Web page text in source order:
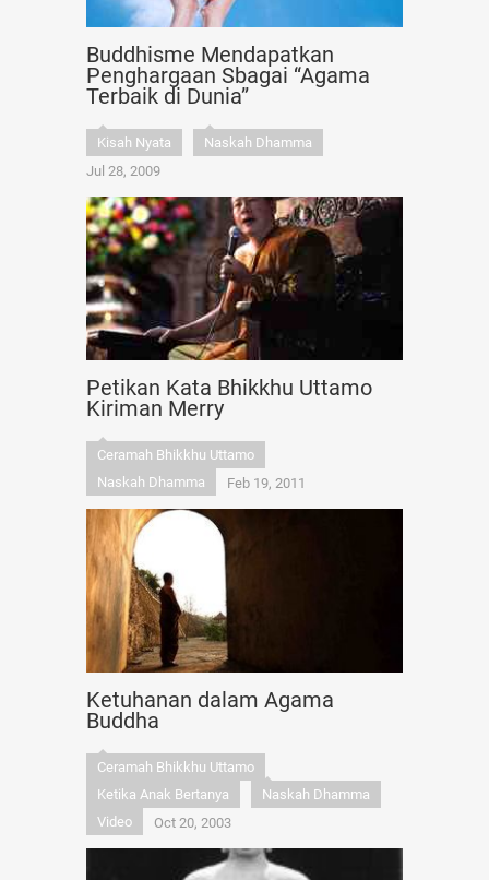
Buddhisme Mendapatkan
Penghargaan Sbagai “Agama
Terbaik di Dunia”
Kisah Nyata
Naskah Dhamma
Jul 28, 2009
Petikan Kata Bhikkhu Uttamo
Kiriman Merry
Ceramah Bhikkhu Uttamo
Naskah Dhamma
Feb 19, 2011
Ketuhanan dalam Agama
Buddha
Ceramah Bhikkhu Uttamo
Ketika Anak Bertanya
Naskah Dhamma
Video
Oct 20, 2003